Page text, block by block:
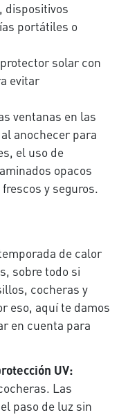
dispositivos
portátiles o
solar con
evitar
ventanas en las
anochecer para
el uso de
opacos
y seguros.
de calor
sobre todo si
cocheras y
eso, aquí te damos
en cuenta para
UV:
Las
paso de luz sin